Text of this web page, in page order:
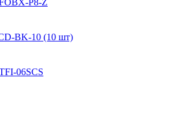
P8-Z
BK-10 (10 шт)
06SCS